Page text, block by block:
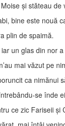
şi stăteau de
bine este nouă
plin de spaimă.
un glas din nor
mai văzut pe
ca nimănui
se înde
ce zic Fariseii